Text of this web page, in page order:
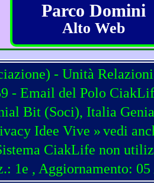
Parco Domini
Alto Web
- Unità
- Email del Polo
Bit(Soci), Italia
Idee Vive »vedi
CiakLife non
1e , Aggiornamento: